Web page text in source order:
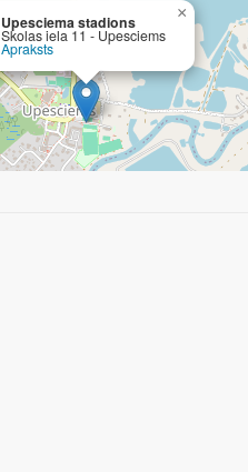
Upesciema stadions
Skolas iela 11 - Upesciems
Apraksts
×